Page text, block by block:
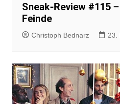
Sneak-Review #115
Feinde
Christoph Bednarz 23.